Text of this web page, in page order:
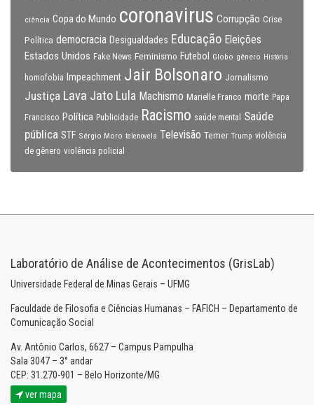
ciência Copa do Mundo coronavirus Corrupção Crise
Política democracia Desigualdades Educação Eleições
Estados Unidos Fake News Feminismo Futebol Globo gênero História
homofobia Impeachment Jair Bolsonaro Jornalismo
Justiça Lava Jato Lula Machismo Marielle Franco morte Papa
Francisco Política Publicidade Racismo saúde mental
Saúde
pública STF Sérgio Moro telenovela Televisão Temer Trump violência
de gênero violência policial
Laboratório de Análise de Acontecimentos (GrisLab)
Universidade Federal de Minas Gerais – UFMG
Faculdade de Filosofia e Ciências Humanas – FAFICH – Departamento de
Comunicação Social
Av. Antônio Carlos, 6627 – Campus Pampulha
Sala 3047 – 3° andar
CEP: 31.270-901 – Belo Horizonte/MG
ver mapa